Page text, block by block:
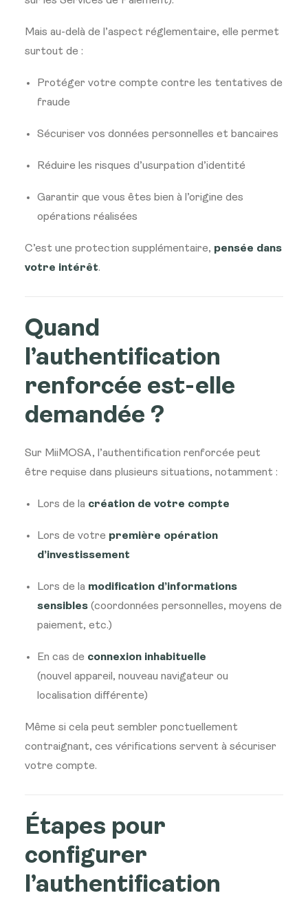
Mais au-delà de l’aspect réglementaire, elle permet
surtout de :
Protéger votre compte contre les tentatives de
fraude
Sécuriser vos données personnelles et bancaires
Réduire les risques d’usurpation d’identité
Garantir que vous êtes bien à l’origine des
opérations réalisées
C’est une protection supplémentaire, pensée dans
votre intérêt.
Quand
l’authentification
renforcée est-elle
demandée ?
Sur MiiMOSA, l’authentification renforcée peut
être requise dans plusieurs situations, notamment :
Lors de la création de votre compte
Lors de votre première opération
d’investissement
Lors de la modification d’informations
sensibles (coordonnées personnelles, moyens de
paiement, etc.)
En cas de connexion inhabituelle
(nouvel appareil, nouveau navigateur ou
localisation différente)
Même si cela peut sembler ponctuellement
contraignant, ces vérifications servent à sécuriser
votre compte.
Étapes pour
configurer
l’authentification